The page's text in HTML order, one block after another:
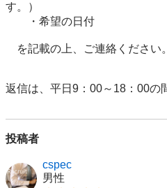
す。）
・希望の日付
を記載の上、ご連絡ください。
投稿者
cspec
男性